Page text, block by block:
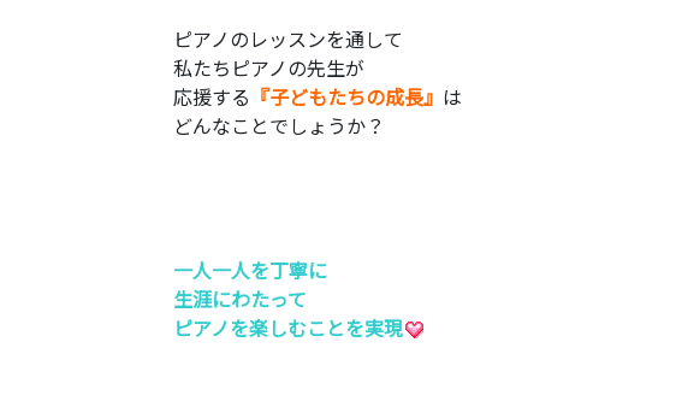
ピアノのレッスンを通して
私たちピアノの先生が
応援する 『子どもたちの成長』 は
どんなことでしょうか？
一人一人を丁寧に
生涯にわたって
ピアノを楽しむことを実現